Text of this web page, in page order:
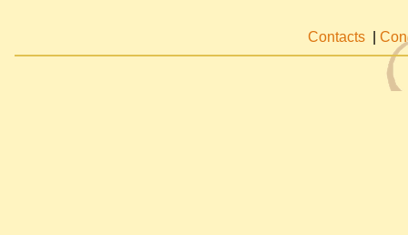
Contacts |